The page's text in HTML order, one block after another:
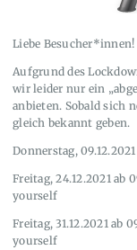
Liebe Besucher*innen!
Aufgrund des
wir leider nur ein
anbieten. Sobald sich
gleich bekannt geben.
Donnerstag,
Freitag, 24.12.2021
yourself
Freitag, 31.12.2021 ab
yourself